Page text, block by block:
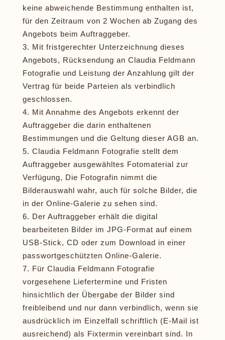
keine abweichende Bestimmung enthalten ist,
für den Zeitraum von 2 Wochen ab Zugang des
Angebots beim Auftraggeber.
Mit fristgerechter Unterzeichnung dieses
Angebots, Rücksendung an Claudia Feldmann
Fotografie und Leistung der Anzahlung gilt der
Vertrag für beide Parteien als verbindlich
geschlossen.
Mit Annahme des Angebots erkennt der
Auftraggeber die darin enthaltenen
Bestimmungen und die Geltung dieser AGB an.
Claudia Feldmann Fotografie stellt dem
Auftraggeber ausgewähltes Fotomaterial zur
Verfügung, Die Fotografin nimmt die
Bilderauswahl wahr, auch für solche Bilder, die
in der Online-Galerie zu sehen sind.
Der Auftraggeber erhält die digital
bearbeiteten Bilder im JPG-Format auf einem
USB-Stick, CD oder zum Download in einer
passwortgeschützten Online-Galerie.
Für Claudia Feldmann Fotografie
vorgesehene Liefertermine und Fristen
hinsichtlich der Übergabe der Bilder sind
freibleibend und nur dann verbindlich, wenn sie
ausdrücklich im Einzelfall schriftlich (E-Mail ist
ausreichend) als Fixtermin vereinbart sind. In